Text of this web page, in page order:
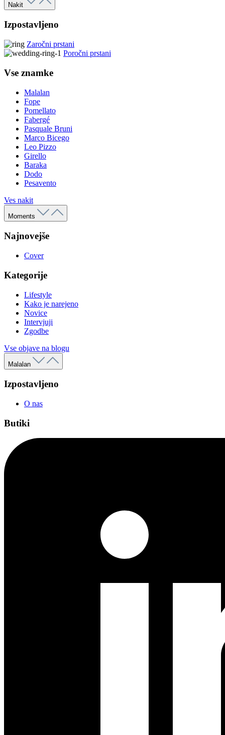
Nakit
Izpostavljeno
Zaročni prstani
Poročni prstani
Vse znamke
Malalan
Fope
Pomellato
Fabergé
Pasquale Bruni
Marco Bicego
Leo Pizzo
Girello
Baraka
Dodo
Pesavento
Ves nakit
Moments
Najnovejše
Cover
Kategorije
Lifestyle
Kako je narejeno
Novice
Intervjuji
Zgodbe
Vse objave na blogu
Malalan
Izpostavljeno
O nas
Butiki